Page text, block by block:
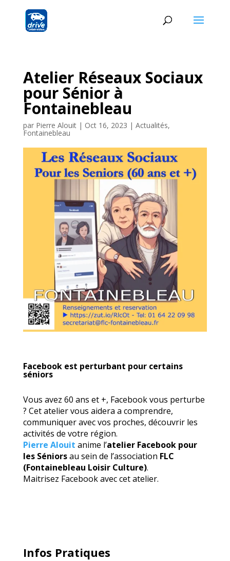
Atelier Réseaux Sociaux
pour Sénior à
Fontainebleau
par Pierre Alouit| Oct 16, 2023 | Actualités,
Fontainebleau
Facebook est perturbant pour certains
séniors
Vous avez 60 ans et +, Facebook vous perturbe
? Cet atelier vous aidera a comprendre,
communiquer avec vos proches, découvrir les
activités de votre région.
Pierre Alouit anime l’atelier Facebook pour
les Séniorsau sein de l’association FLC
(Fontainebleau Loisir Culture).
Maitrisez Facebook avec cet atelier.
Infos Pratiques